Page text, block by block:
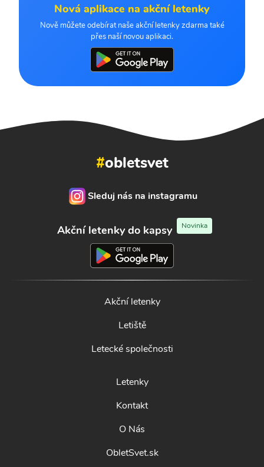
Nová aplikace na akční letenky
Nově můžete odebírat naše akční letenky zdarma také
přes naší novou aplikaci.
#obletsvet
Sleduj nás na instagramu
Akční letenky do kapsy Novinka
Akční letenky
Letiště
Letecké společnosti
Letenky
Kontakt
O Nás
ObletSvet.sk